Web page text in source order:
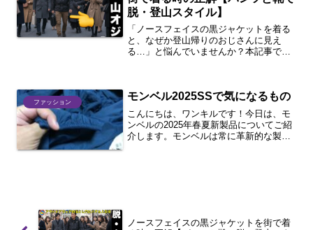
脱・登山スタイル】
「ノースフェイスの黒ジャケットを着る
と、なぜか登山帰りのおじさんに見え
る…」と悩んでいませんか？本記事で
バランスを合わせて、大人の休日コーデ
ファッション モンベル2025SSで気になるもの
こんにちは、ワンキルです！今日は、モ
ンベルの2025年春夏新製品についてご紹
介します。モンベルは常に革新的な製品
ノースフェイスの黒ジャケットを街で着